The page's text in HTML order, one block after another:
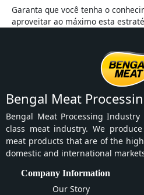
Garanta que você tenha o
aproveitar ao máximo esta
Bengal Meat
Bengal Meat Processing
class meat industry. We
meat products that are of the
domestic and international
Company Information
Our Story